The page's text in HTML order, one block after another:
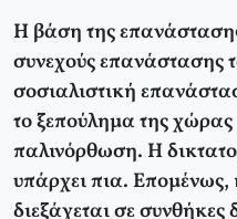
Η βάση της
συνεχούς επανάστασης
σοσιαλιστική
το ξεπούλημα της χώρας
παλινόρθωση. Η
υπάρχει πια.
διεξάγεται σε συνθήκες